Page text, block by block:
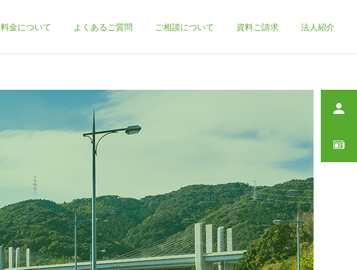
料金について よくあるご質問 ご相談について 資料ご請求 法人紹介
詳細を見る
どんな時に必要？ 身元保証人の仕事